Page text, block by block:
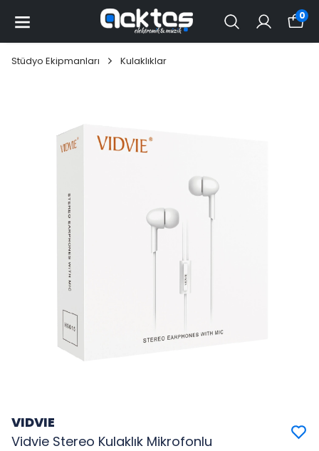
0
Stüdyo Ekipmanları Kulaklıklar
VIDVIE
Vidvie Stereo Kulaklık Mikrofonlu